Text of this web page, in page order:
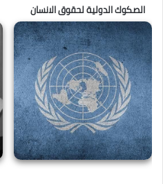
الصكوك الدولية لحقوق الانسان